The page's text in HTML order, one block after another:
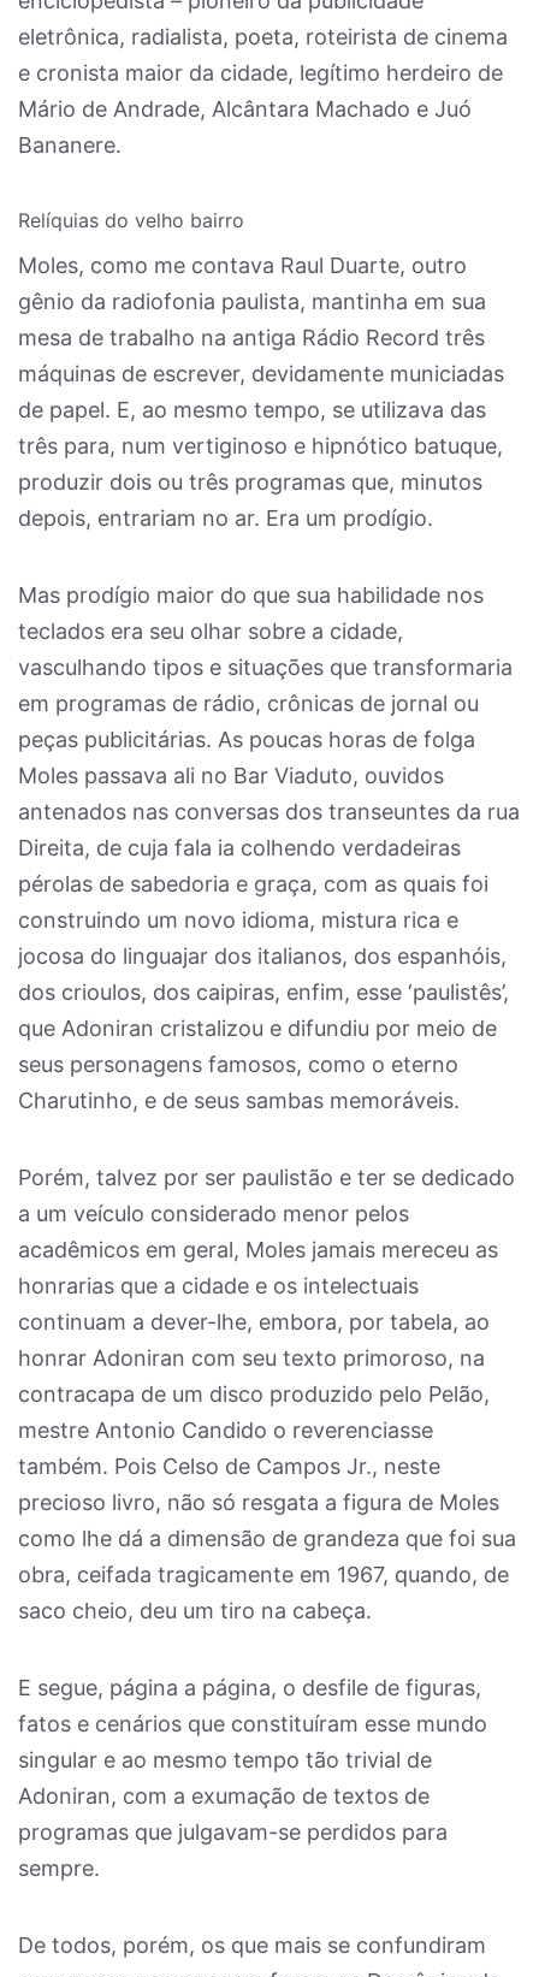
eletrônica, radialista, poeta, roteirista de cinema
e cronista maior da cidade, legítimo herdeiro de
Mário de Andrade, Alcântara Machado e Juó
Bananere.
Relíquias do velho bairro
Moles, como me contava Raul Duarte, outro
gênio da radiofonia paulista, mantinha em sua
mesa de trabalho na antiga Rádio Record três
máquinas de escrever, devidamente municiadas
de papel. E, ao mesmo tempo, se utilizava das
três para, num vertiginoso e hipnótico batuque,
produzir dois ou três programas que, minutos
depois, entrariam no ar. Era um prodígio.
Mas prodígio maior do que sua habilidade nos
teclados era seu olhar sobre a cidade,
vasculhando tipos e situações que transformaria
em programas de rádio, crônicas de jornal ou
peças publicitárias. As poucas horas de folga
Moles passava ali no Bar Viaduto, ouvidos
antenados nas conversas dos transeuntes da rua
Direita, de cuja fala ia colhendo verdadeiras
pérolas de sabedoria e graça, com as quais foi
construindo um novo idioma, mistura rica e
jocosa do linguajar dos italianos, dos espanhóis,
dos crioulos, dos caipiras, enfim, esse ‘paulistês’,
que Adoniran cristalizou e difundiu por meio de
seus personagens famosos, como o eterno
Charutinho, e de seus sambas memoráveis.
Porém, talvez por ser paulistão e ter se dedicado
a um veículo considerado menor pelos
acadêmicos em geral, Moles jamais mereceu as
honrarias que a cidade e os intelectuais
continuam a dever-lhe, embora, por tabela, ao
honrar Adoniran com seu texto primoroso, na
contracapa de um disco produzido pelo Pelão,
mestre Antonio Candido o reverenciasse
também. Pois Celso de Campos Jr., neste
precioso livro, não só resgata a figura de Moles
como lhe dá a dimensão de grandeza que foi sua
obra, ceifada tragicamente em 1967, quando, de
saco cheio, deu um tiro na cabeça.
E segue, página a página, o desfile de figuras,
fatos e cenários que constituíram esse mundo
singular e ao mesmo tempo tão trivial de
Adoniran, com a exumação de textos de
programas que julgavam-se perdidos para
sempre.
De todos, porém, os que mais se confundiram